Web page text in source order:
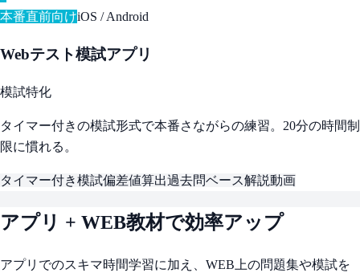
本番直前向けiOS / Android
Webテスト模試アプリ
模試特化
タイマー付きの模試形式で本番さながらの練習。20分の時間制
限に慣れる。
タイマー付き模試偏差値算出過去問ベース解説動画
アプリ + WEB教材で効率アップ
アプリでのスキマ時間学習に加え、WEB上の問題集や模試を